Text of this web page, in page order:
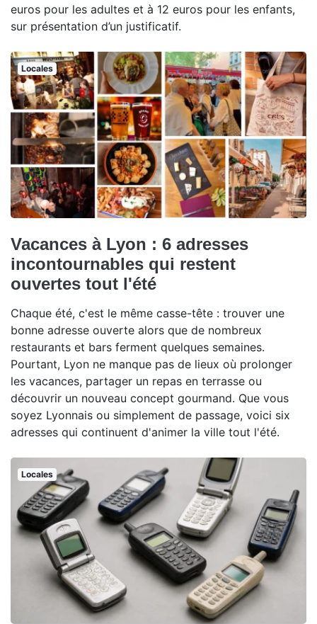
euros pour les adultes et à 12 euros pour les enfants,
sur présentation d’un justificatif.
Locales
Vacances à Lyon : 6 adresses
incontournables qui restent
ouvertes tout l'été
Chaque été, c'est le même casse-tête : trouver une
bonne adresse ouverte alors que de nombreux
restaurants et bars ferment quelques semaines.
Pourtant, Lyon ne manque pas de lieux où prolonger
les vacances, partager un repas en terrasse ou
découvrir un nouveau concept gourmand. Que vous
soyez Lyonnais ou simplement de passage, voici six
adresses qui continuent d'animer la ville tout l'été.
Locales